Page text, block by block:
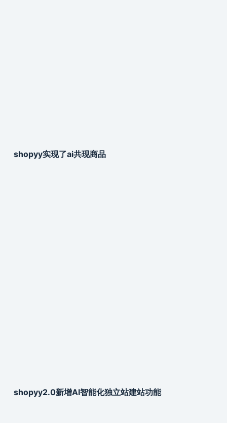
shopyy实现了ai共现商品
shopyy2.0新增AI智能化独立站建站功能